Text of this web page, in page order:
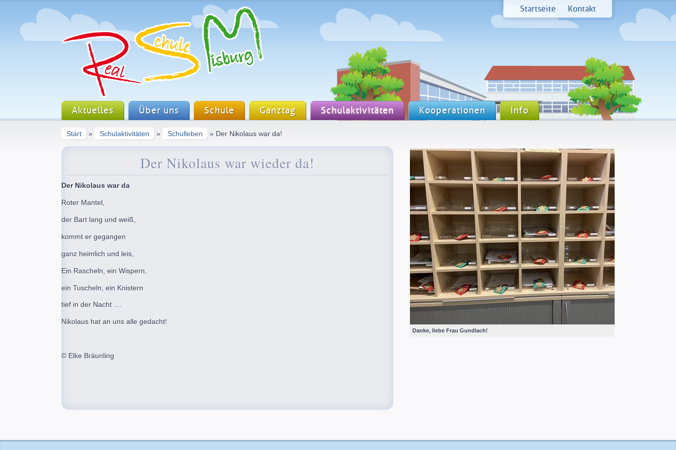
Startseite Kontakt
Aktuelles Über uns Schule Ganztag Schulaktivitäten Kooperationen Info
Start » Schulaktivitäten » Schulleben » Der Nikolaus war da!
Der Nikolaus war wieder da!
Der Nikolaus war da
Roter Mantel,
der Bart lang und weiß,
kommt er gegangen
ganz heimlich und leis,
Ein Rascheln, ein Wispern,
ein Tuscheln, ein Knistern
tief in der Nacht ....
Nikolaus hat an uns alle gedacht!
© Elke Bräunling
Danke, liebe Frau Gundlach!